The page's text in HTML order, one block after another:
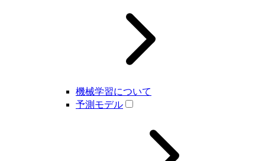
機械学習について
予測モデル